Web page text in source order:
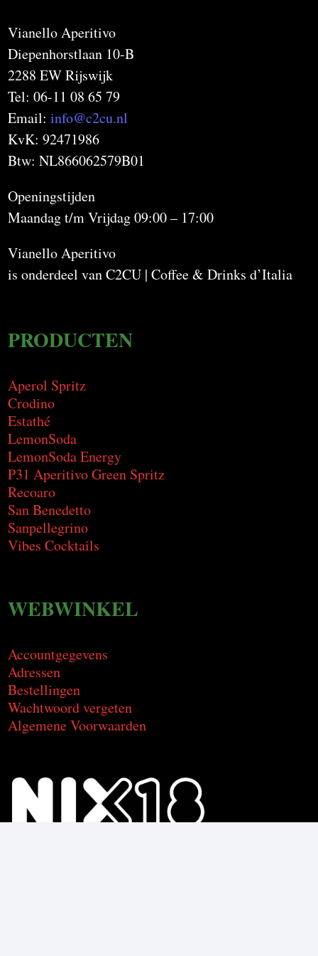
Vianello Aperitivo
Diepenhorstlaan 10-B
2288 EW Rijswijk
Tel: 06-11 08 65 79
Email:info@c2cu.nl
KvK: 92471986
Btw: NL866062579B01
Openingstijden
Maandag t/m Vrijdag 09:00 – 17:00
Vianello Aperitivo
is onderdeel van C2CU | Coffee & Drinks d’Italia
PRODUCTEN
Aperol Spritz
Crodino
Estathé
LemonSoda
LemonSoda Energy
P31 Aperitivo Green Spritz
Recoaro
San Benedetto
Sanpellegrino
Vibes Cocktails
WEBWINKEL
Accountgegevens
Adressen
Bestellingen
Wachtwoord vergeten
Algemene Voorwaarden